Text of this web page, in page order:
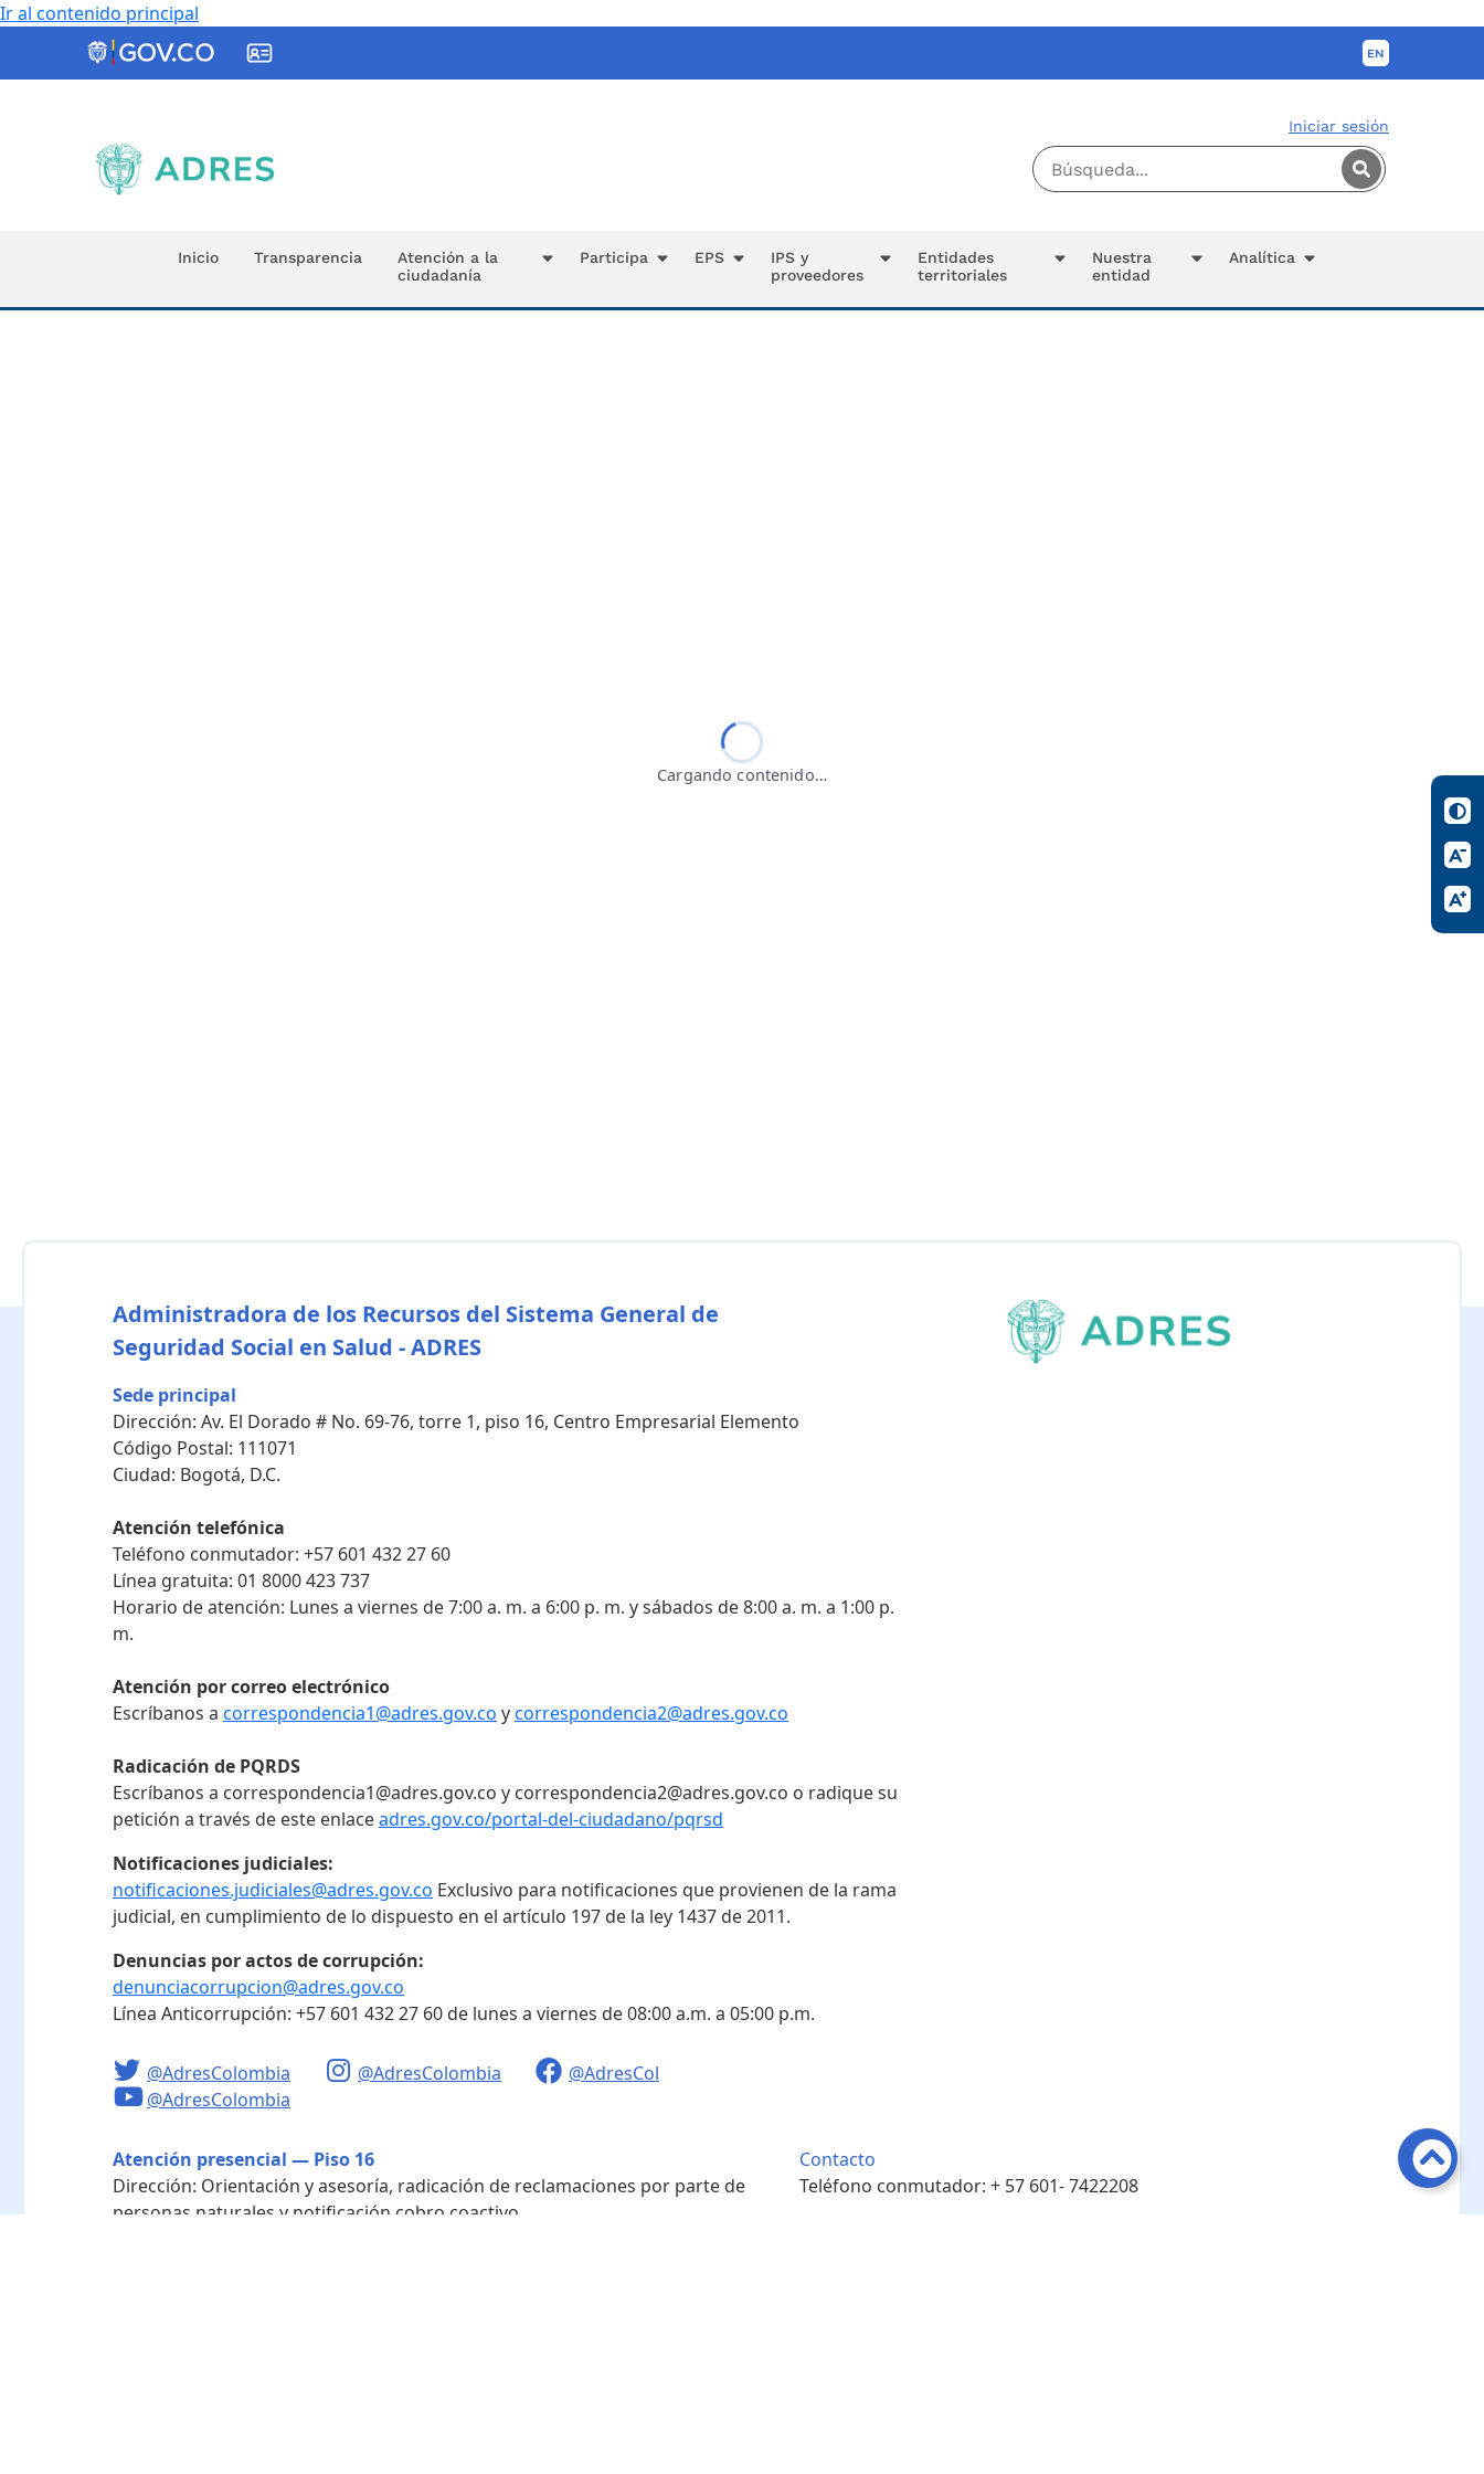
Ir al contenido principal
Iniciar sesión
ADRES
Inicio Transparencia
Atención a la
ciudadanía
Participa EPS
IPS y
proveedores
Entidades
territoriales
Nuestra
entidad
Analítica
Cargando contenido…
Administradora de los Recursos del Sistema General de
Seguridad Social en Salud - ADRES
Sede principal
Dirección: Av. El Dorado # No. 69-76, torre 1, piso 16, Centro Empresarial Elemento
Código Postal: 111071
Ciudad: Bogotá, D.C.
Atención telefónica
Teléfono conmutador: +57 601 432 27 60
Línea gratuita: 01 8000 423 737
Horario de atención: Lunes a viernes de 7:00 a. m. a 6:00 p. m. y sábados de 8:00 a. m. a 1:00 p.
m.
Atención por correo electrónico
Escríbanos a correspondencia1@adres.gov.co ycorrespondencia2@adres.gov.co
Radicación de PQRDS
Escríbanos a correspondencia1@adres.gov.co y correspondencia2@adres.gov.co o radique su
petición a través de este enlaceadres.gov.co/portal-del-ciudadano/pqrsd
Notificaciones judiciales:
notificaciones.judiciales@adres.gov.co Exclusivo para notificaciones que provienen de la rama
judicial, en cumplimiento de lo dispuesto en el artículo 197 de la ley 1437 de 2011.
Denuncias por actos de corrupción:
denunciacorrupcion@adres.gov.co
Línea Anticorrupción: +57 601 432 27 60 de lunes a viernes de 08:00 a.m. a 05:00 p.m.
@AdresColombia @AdresColombia
@AdresCol
@AdresColombia
Atención presencial — Piso 16
Dirección: Orientación y asesoría, radicación de reclamaciones por parte de
personas naturales y notificación cobro coactivo.
Contacto
Teléfono conmutador: + 57 601- 7422208